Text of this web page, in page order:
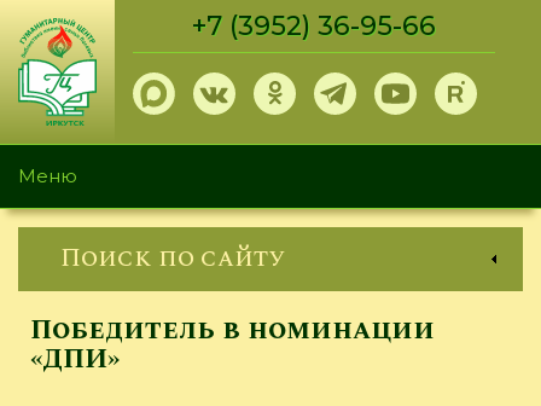
Перейти
основному
содержанию
+7 (3952) 36-95-66
Меню
Поиск по сайту
Победитель в номинации
«ДПИ»